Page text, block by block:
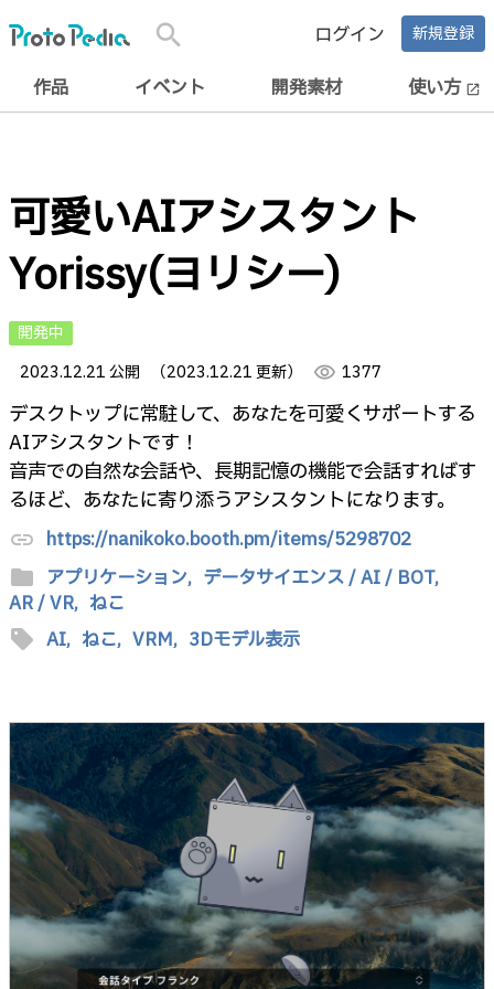
search ログイン 新規登録
作品 イベント 開発素材 使い方 open_in_new
可愛いAIアシスタント
Yorissy(ヨリシー)
開発中
2023.12.21 公開
（2023.12.21 更新） visibility 1377
デスクトップに常駐して、あなたを可愛くサポートする
AIアシスタントです！
音声での自然な会話や、長期記憶の機能で会話すればす
るほど、あなたに寄り添うアシスタントになります。
link https://nanikoko.booth.pm/items/5298702
folder アプリケーション, データサイエンス / AI / BOT,
AR / VR, ねこ
sell AI, ねこ, VRM, 3Dモデル表示